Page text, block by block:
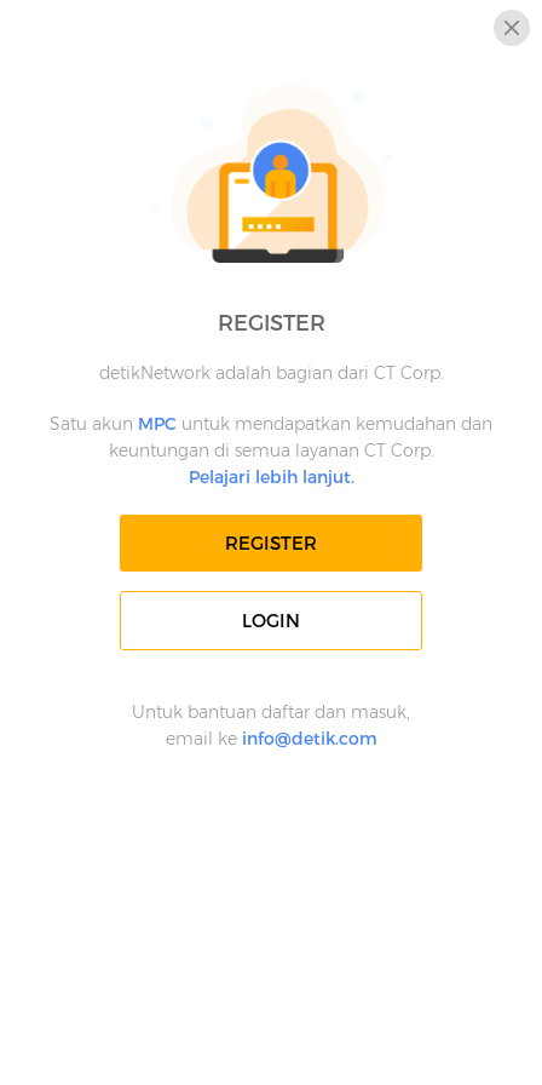
REGISTER
detikNetwork adalah bagian dari CT Corp.
Satu akun MPC untuk mendapatkan kemudahan dan
keuntungan di semua layanan CT Corp.
Pelajari lebih lanjut.
REGISTER
LOGIN
Untuk bantuan daftar dan masuk,
email ke info@detik.com